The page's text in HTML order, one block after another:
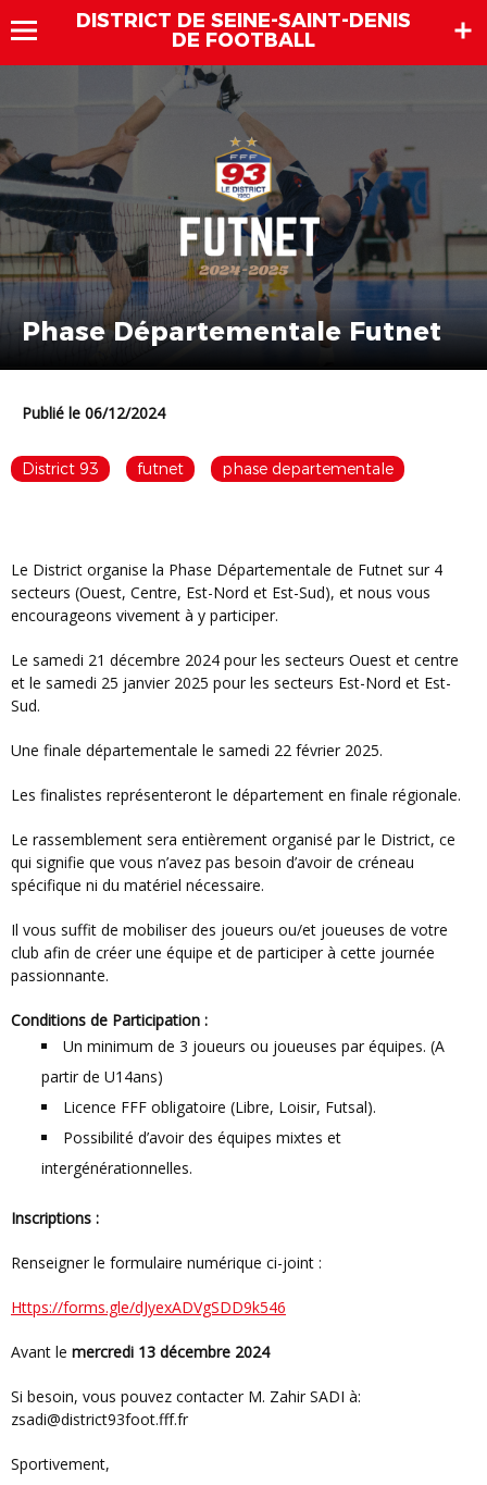
DISTRICT DE SEINE-SAINT-DENIS
DE FOOTBALL
Phase Départementale Futnet
Publié le 06/12/2024
District 93 futnet phase departementale
Le District organise la Phase Départementale de Futnet sur 4
secteurs (Ouest, Centre, Est-Nord et Est-Sud), et nous vous
encourageons vivement à y participer.
Le samedi 21 décembre 2024 pour les secteurs Ouest et centre
et le samedi 25 janvier 2025 pour les secteurs Est-Nord et Est-
Sud.
Une finale départementale le samedi 22 février 2025.
Les finalistes représenteront le département en finale régionale.
Le rassemblement sera entièrement organisé par le District, ce
qui signifie que vous n’avez pas besoin d’avoir de créneau
spécifique ni du matériel nécessaire.
Il vous suffit de mobiliser des joueurs ou/et joueuses de votre
club afin de créer une équipe et de participer à cette journée
passionnante.
Conditions de Participation :
Un minimum de 3 joueurs ou joueuses par équipes. (A
partir de U14ans)
Licence FFF obligatoire (Libre, Loisir, Futsal).
Possibilité d’avoir des équipes mixtes et
intergénérationnelles.
Inscriptions :
Renseigner le formulaire numérique ci-joint :
https://forms.gle/dJyexADVgSDD9k546
Avant le mercredi 13 décembre 2024
Si besoin, vous pouvez contacter M. Zahir SADI à:
zsadi@district93foot.fff.fr
Sportivement,